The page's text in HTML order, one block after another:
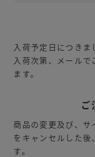
入荷予定日につきま
入荷次第、メール
ます。
ご
商品の変更及び、サ
をキャンセルした後
す。